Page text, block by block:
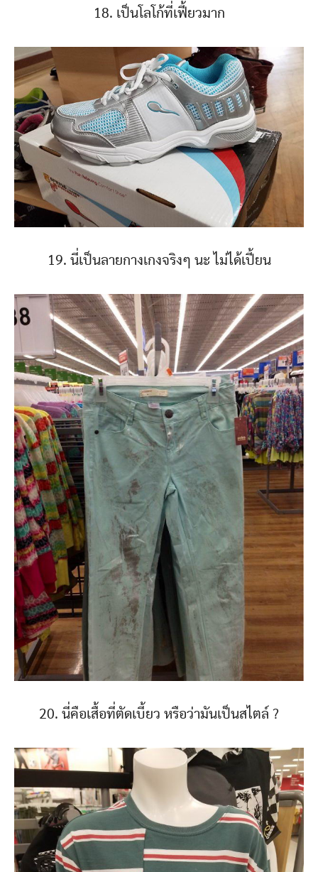
18. เป็นโลโก้ที่เฟี้ยวมาก
19. นี่เป็นลายกางเกงจริงๆ นะ ไม่ได้เปี้ยน
20. นี่คือเสื้อที่ตัดเบี้ยว หรือว่ามันเป็นสไตล์ ?